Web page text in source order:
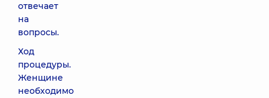
отвечает
на
вопросы.
Ход
процедуры.
Женщине
необходимо